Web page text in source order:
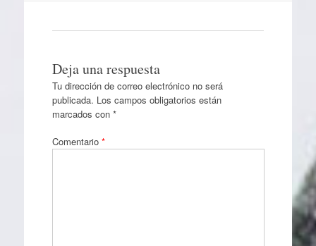
Deja una respuesta
Tu dirección de correo electrónico no será
publicada. Los campos obligatorios están
marcados con *
Comentario *